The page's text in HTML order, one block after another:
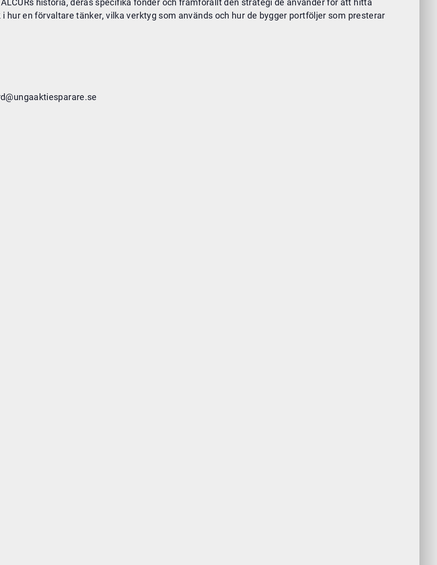
hur en förvaltare tänker, vilka verktyg som används och hur de bygger portföljer som presterar